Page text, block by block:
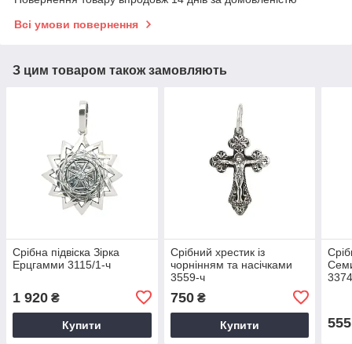
Всі умови повернення
З цим товаром також замовляють
Срібна підвіска Зірка
Ерцгамми 3115/1-ч
1 920 ₴
Купити
Срібний хрестик із
чорнінням та насічками
3559-ч
750₴
Купити 555